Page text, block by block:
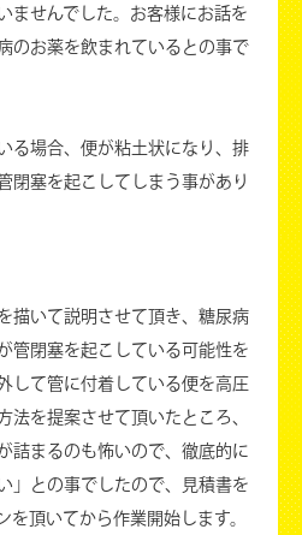
ませんでした。お客様にお話を
のお薬を飲まれているとの事で
る場合、便が粘土状になり、排
閉塞を起こしてしまう事があり
描いて説明させて頂き、糖尿病
管閉塞を起こしている可能性を
して管に付着している便を高圧
法を提案させて頂いたところ、
詰まるのも怖いので、徹底的に
」との事でしたので、見積書を
を頂いてから作業開始します。